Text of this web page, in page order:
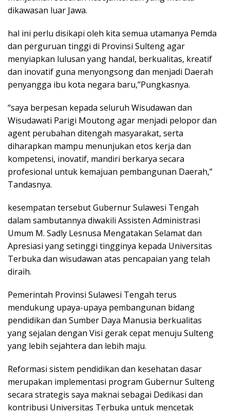
dikawasan luar Jawa.
hal ini perlu disikapi oleh kita semua utamanya Pemda
dan perguruan tinggi di Provinsi Sulteng agar
menyiapkan lulusan yang handal, berkualitas, kreatif
dan inovatif guna menyongsong dan menjadi Daerah
penyangga ibu kota negara baru,”Pungkasnya.
“saya berpesan kepada seluruh Wisudawan dan
Wisudawati Parigi Moutong agar menjadi pelopor dan
agent perubahan ditengah masyarakat, serta
diharapkan mampu menunjukan etos kerja dan
kompetensi, inovatif, mandiri berkarya secara
profesional untuk kemajuan pembangunan Daerah,”
Tandasnya.
kesempatan tersebut Gubernur Sulawesi Tengah
dalam sambutannya diwakili Assisten Administrasi
Umum M. Sadly Lesnusa Mengatakan Selamat dan
Apresiasi yang setinggi tingginya kepada Universitas
Terbuka dan wisudawan atas pencapaian yang telah
diraih.
Pemerintah Provinsi Sulawesi Tengah terus
mendukung upaya-upaya pembangunan bidang
pendidikan dan Sumber Daya Manusia berkualitas
yang sejalan dengan Visi gerak cepat menuju Sulteng
yang lebih sejahtera dan lebih maju.
Reformasi sistem pendidikan dan kesehatan dasar
merupakan implementasi program Gubernur Sulteng
secara strategis saya maknai sebagai Dedikasi dan
kontribusi Universitas Terbuka untuk mencetak